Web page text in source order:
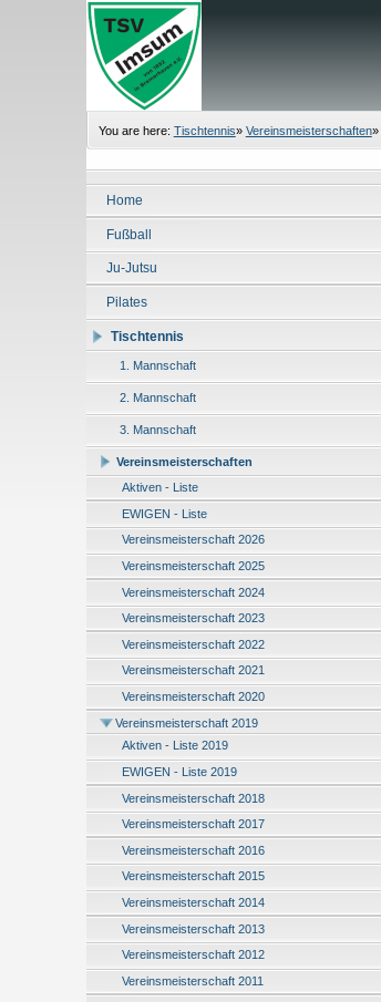
You are here: Tischtennis» Vereinsmeisterschaften»
Home
Fußball
Ju-Jutsu
Pilates
Tischtennis
1. Mannschaft
2. Mannschaft
3. Mannschaft
Vereinsmeisterschaften
Aktiven - Liste
EWIGEN - Liste
Vereinsmeisterschaft 2026
Vereinsmeisterschaft 2025
Vereinsmeisterschaft 2024
Vereinsmeisterschaft 2023
Vereinsmeisterschaft 2022
Vereinsmeisterschaft 2021
Vereinsmeisterschaft 2020
Vereinsmeisterschaft 2019
Aktiven - Liste 2019
EWIGEN - Liste 2019
Vereinsmeisterschaft 2018
Vereinsmeisterschaft 2017
Vereinsmeisterschaft 2016
Vereinsmeisterschaft 2015
Vereinsmeisterschaft 2014
Vereinsmeisterschaft 2013
Vereinsmeisterschaft 2012
Vereinsmeisterschaft 2011